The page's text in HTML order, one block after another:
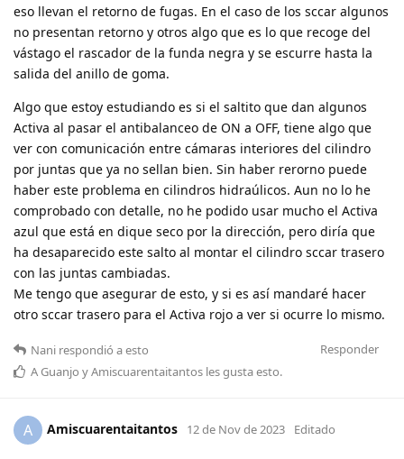
eso llevan el retorno de fugas. En el caso de los sccar algunos
no presentan retorno y otros algo que es lo que recoge del
vástago el rascador de la funda negra y se escurre hasta la
salida del anillo de goma.
Algo que estoy estudiando es si el saltito que dan algunos
Activa al pasar el antibalanceo de ON a OFF, tiene algo que
ver con comunicación entre cámaras interiores del cilindro
por juntas que ya no sellan bien. Sin haber rerorno puede
haber este problema en cilindros hidraúlicos. Aun no lo he
comprobado con detalle, no he podido usar mucho el Activa
azul que está en dique seco por la dirección, pero diría que
ha desaparecido este salto al montar el cilindro sccar trasero
con las juntas cambiadas.
Me tengo que asegurar de esto, y si es así mandaré hacer
otro sccar trasero para el Activa rojo a ver si ocurre lo mismo.
Responder
Nani respondió a esto
A Guanjo yAmiscuarentaitantos les gusta esto.
A Amiscuarentaitantos 12 de Nov de 2023 Editado